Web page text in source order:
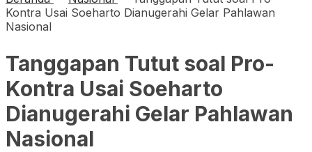
Kontra Usai Soeharto Dianugerahi Gelar Pahlawan
Nasional
Tanggapan Tutut soal Pro-
Kontra Usai Soeharto
Dianugerahi Gelar Pahlawan
Nasional